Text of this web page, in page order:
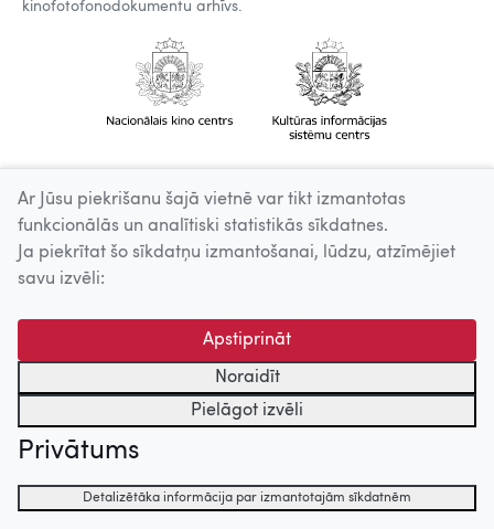
kinofotofonodokumentu arhīvs.
Ar Jūsu piekrišanu šajā vietnē var tikt izmantotas
funkcionālās un analītiski statistikās sīkdatnes.
Ja piekrītat šo sīkdatņu izmantošanai, lūdzu, atzīmējiet
savu izvēli:
Apstiprināt
Noraidīt
Pielāgot izvēli
Privātums
Detalizētāka informācija par izmantotajām sīkdatnēm